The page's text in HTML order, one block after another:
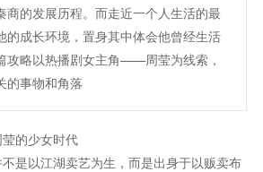
商的发展历程。而走近一个人生活的最
的成长环境，置身其中体会他曾经生活
攻略以热播剧女主角——周莹为线索，
的事物和角落
的少女时代
是以江湖卖艺为生，而是出身于以贩卖布